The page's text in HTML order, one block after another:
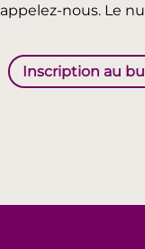
nous. Le
Inscription au